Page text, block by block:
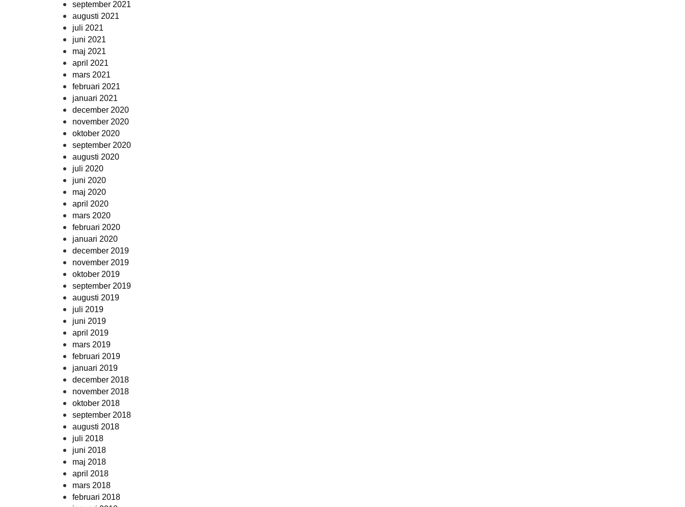
september 2021
augusti 2021
juli 2021
juni 2021
maj 2021
april 2021
mars 2021
februari 2021
januari 2021
december 2020
november 2020
oktober 2020
september 2020
augusti 2020
juli 2020
juni 2020
maj 2020
april 2020
mars 2020
februari 2020
januari 2020
december 2019
november 2019
oktober 2019
september 2019
augusti 2019
juli 2019
juni 2019
april 2019
mars 2019
februari 2019
januari 2019
december 2018
november 2018
oktober 2018
september 2018
augusti 2018
juli 2018
juni 2018
maj 2018
april 2018
mars 2018
februari 2018